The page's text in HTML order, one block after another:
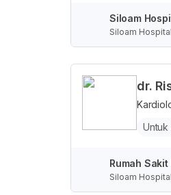
Siloam
Siloam
dr.
Untuk
Rumah
Siloam
bukota